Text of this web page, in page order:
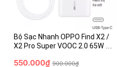
Bộ Sạc Nhanh OPPO Find X2 /
X2 Pro Super VOOC 2.0 65W -
550.000₫ 900.000₫